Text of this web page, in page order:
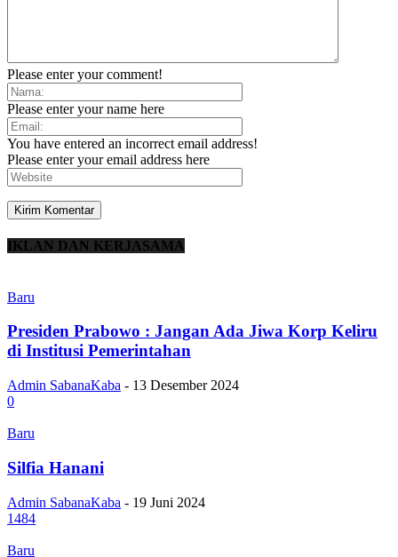
Please enter your comment!
Please enter your name here
You have entered an incorrect email address!
Please enter your email address here
IKLAN DAN KERJASAMA
Baru
Presiden Prabowo : Jangan Ada Jiwa Korp Keliru
di Institusi Pemerintahan
Admin SabanaKaba - 13 Desember 2024
0
Baru
Silfia Hanani
Admin SabanaKaba - 19 Juni 2024
1484
Baru